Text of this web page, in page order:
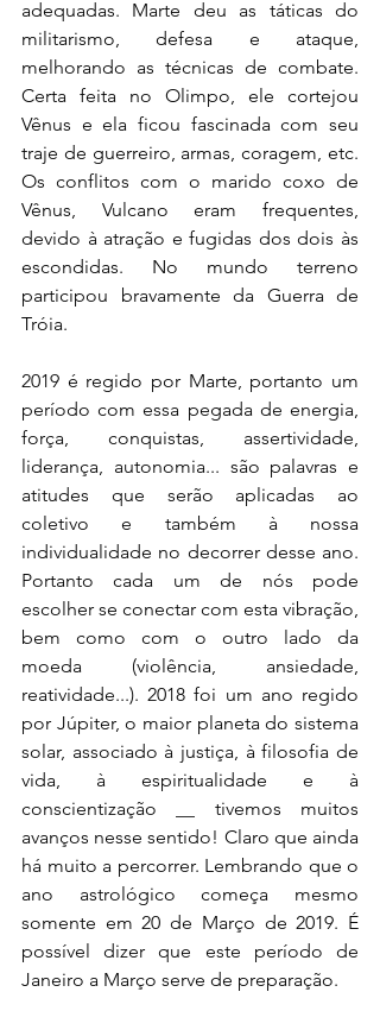
adequadas. Marte deu as táticas do
militarismo, defesa e ataque,
melhorando as técnicas de combate.
Certa feita no Olimpo, ele cortejou
Vênus e ela ficou fascinada com seu
traje de guerreiro, armas, coragem, etc.
Os conflitos com o marido coxo de
Vênus, Vulcano eram frequentes,
devido à atração e fugidas dos dois às
escondidas. No mundo terreno
participou bravamente da Guerra de
Tróia.
2019 é regido por Marte, portanto um
período com essa pegada de energia,
força, conquistas, assertividade,
liderança, autonomia... são palavras e
atitudes que serão aplicadas ao
coletivo e também à nossa
individualidade no decorrer desse ano.
Portanto cada um de nós pode
escolher se conectar com esta vibração,
bem como com o outro lado da
moeda (violência, ansiedade,
reatividade...). 2018 foi um ano regido
por Júpiter, o maior planeta do sistema
solar, associado à justiça, à filosofia de
vida, à espiritualidade e à
conscientização __ tivemos muitos
avanços nesse sentido! Claro que ainda
há muito a percorrer. Lembrando que o
ano astrológico começa mesmo
somente em 20 de Março de 2019. É
possível dizer que este período de
Janeiro a Março serve de preparação.